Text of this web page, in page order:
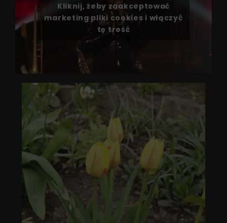
Kliknij, żeby zaakceptować
marketing pliki cookies i włączyć
tę treść